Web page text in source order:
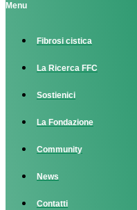
Menu
Fibrosi cistica
La Ricerca FFC
Sostienici
La Fondazione
Community
News
Contatti